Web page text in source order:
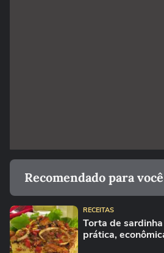
Recomendado para você
RECEITAS
Torta de
prática,